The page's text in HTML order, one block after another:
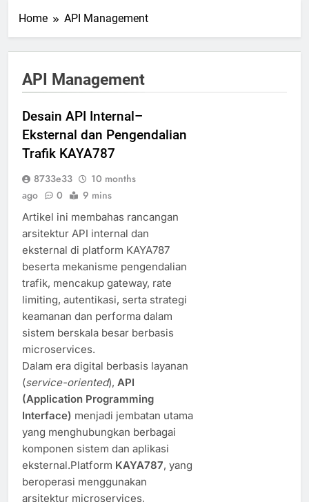
Home API Management
API Management
Desain API Internal–
Eksternal dan Pengendalian
Trafik KAYA787
8733e33
10 months
ago
0 9 mins
Artikel ini membahas rancangan
arsitektur API internal dan
eksternal di platform KAYA787
beserta mekanisme pengendalian
trafik, mencakup gateway, rate
limiting, autentikasi, serta strategi
keamanan dan performa dalam
sistem berskala besar berbasis
microservices.
Dalam era digital berbasis layanan
(service-oriented), API
(Application Programming
Interface) menjadi jembatan utama
yang menghubungkan berbagai
komponen sistem dan aplikasi
eksternal.Platform KAYA787, yang
beroperasi menggunakan
arsitektur microservices,